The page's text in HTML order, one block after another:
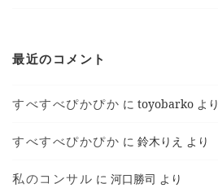
最近のコメント
すべすべぴかぴか にtoyobarko より
すべすべぴかぴか に鈴木りえ より
私のコンサル に河口勝司 より